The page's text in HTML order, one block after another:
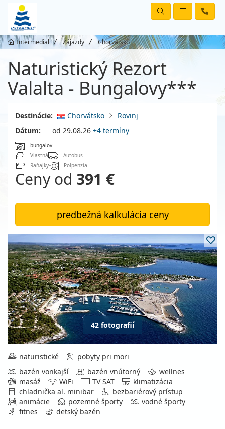
Intermedial Zájazdy Chorvátsko
Naturistický Rezort
Valalta - Bungalovy***
Destinácie: Chorvátsko
Rovinj
Dátum:
od 29.08.26 +4 termíny
bungalov
Vlastná
Autobus
Raňajky
Polpenzia
Ceny od 391 €
predbežná kalkulácia ceny
42 fotografií
naturistické
pobyty pri mori
bazén vonkajší
bazén vnútorný
wellnes
masáž
WiFi TV SAT
klimatizácia
chladnička al. minibar
bezbariérový prístup
animácie
pozemné športy
vodné športy
fitnes
detský bazén